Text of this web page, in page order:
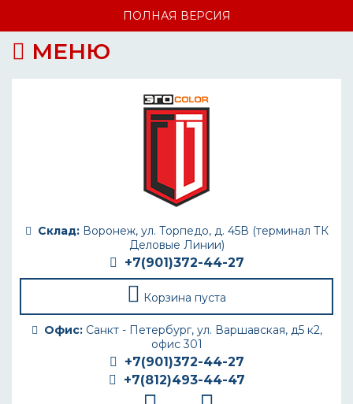
ПОЛНАЯ ВЕРСИЯ
МЕНЮ
Склад:Воронеж, ул. Торпедо, д. 45В (терминал ТК
Деловые Линии)
+7(901)372-44-27
Корзина пуста
Офис:Санкт - Петербург, ул. Варшавская, д5 к2,
офис 301
+7(901)372-44-27
+7(812)493-44-47